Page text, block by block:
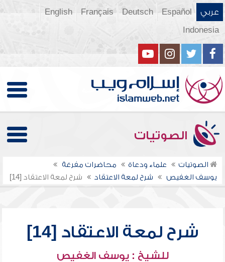
عربي Español
Deutsch
Français
English
Indonesia
الصوتيات
الصوتيات علماء ودعاة
محاضرات مفرغة
يوسف الغفيص
شرح لمعة الاعتقاد شرح لمعة الاعتقاد [14]
شرح لمعة الاعتقاد [14]
للشيخ : يوسف الغفيص